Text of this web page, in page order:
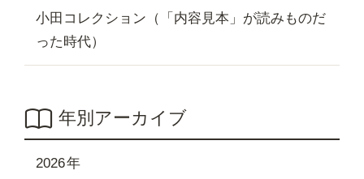
小田コレクション（「内容見本」が読みものだ
った時代）
年別アーカイブ
2026